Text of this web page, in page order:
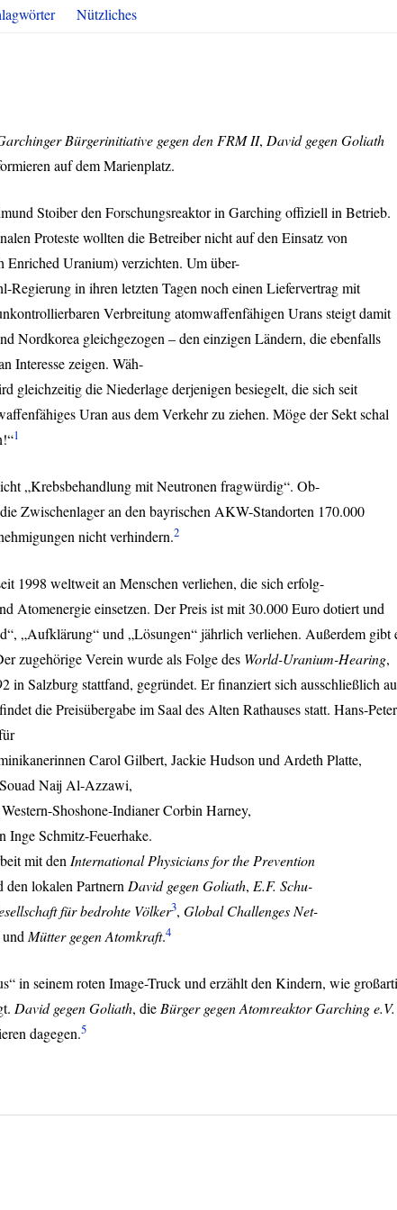
Nützliches
Bürgerinitiative gegen den FRMII, David gegen Goliath
auf dem Marienplatz.
Stoiber den Forschungsreaktor in Garching offiziell in Betrieb.
Proteste wollten die Betreiber nicht auf den Einsatz von
Enriched Uranium) verzichten. Um über-
Regierung in ihren letzten Tagen noch einen Liefervertrag mit
Verbreitung atomwaffenfähigen Urans steigt damit
Nordkorea gleichgezogen – den einzigen Ländern, die ebenfalls
Interesse zeigen. Wäh-
gleichzeitig die Niederlage derjenigen besiegelt, die sich seit
Uran aus dem Verkehr zu ziehen. Möge der Sekt schal
1
„Krebsbehandlung mit Neutronen fragwürdig“. Ob-
Zwischenlager an den bayrischen AKW-Standorten 170.000
nicht verhindern.2
1998 weltweit an Menschen verliehen, die sich erfolg-
Atomenergie einsetzen. Der Preis ist mit 30.000 Euro dotiert und
„Aufklärung“ und „Lösungen“ jährlich verliehen. Außerdem gibt
zugehörige Verein wurde als Folge des World-Uranium-Hearing,
in Salzburg stattfand, gegründet. Er finanziert sich ausschließlich
die Preisübergabe im Saal des Alten Rathauses statt. Hans-Peter
Carol Gilbert, Jackie Hudson und Ardeth Platte,
Naij Al-Azzawi,
Shoshone-Indianer Corbin Harney,
Inge Schmitz-Feuerhake.
mit den International Physicians for the Prevention
den lokalen Partnern David gegen Goliath, E.F. Schu-
für bedrohte Völker3, Global Challenges Net-
und Mütter gegen Atomkraft.4
in seinem roten Image-Truck und erzählt den Kindern, wie
David gegen Goliath, die Bürger gegen Atomreaktor Garching e.V.
dagegen.5